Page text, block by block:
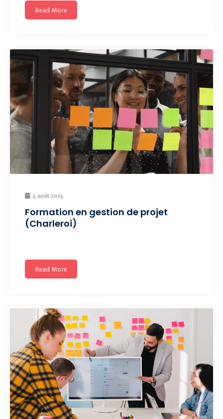
Read More
5 août 2025
Formation en gestion de projet
(Charleroi)
Read More